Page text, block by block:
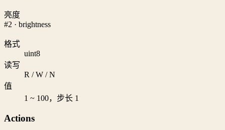
亮度
#2 · brightness
格式
uint8
读写
R / W / N
值
1 ~ 100，步长 1
Actions